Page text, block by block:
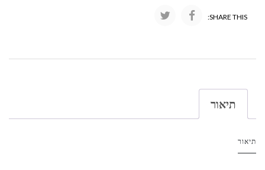
SHARE THIS:
תיאור
תיאור